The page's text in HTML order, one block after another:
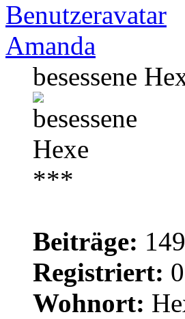
Amanda
besessene
Beiträge:
Registriert:
Wohnort: